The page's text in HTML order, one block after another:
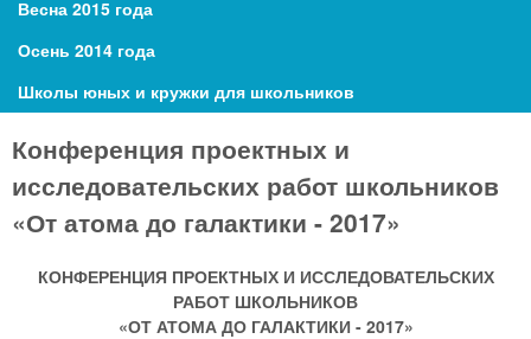
Весна 2015 года
Осень 2014 года
Школы юных и кружки для школьников
Конференция проектных и
исследовательских работ школьников
«От атома до галактики - 2017»
КОНФЕРЕНЦИЯ ПРОЕКТНЫХ И ИССЛЕДОВАТЕЛЬСКИХ
РАБОТ ШКОЛЬНИКОВ
«ОТ АТОМА ДО ГАЛАКТИКИ - 2017»